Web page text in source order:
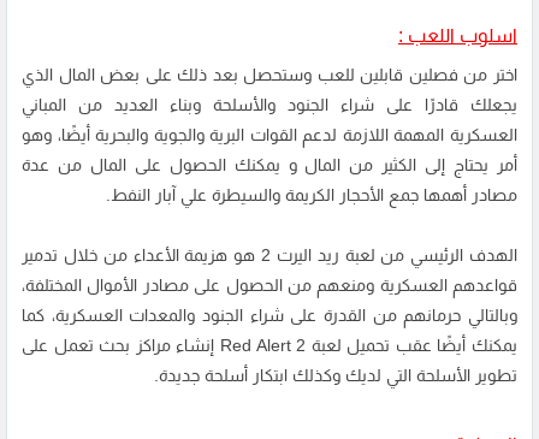
اسلوب اللعب :
اختر من فصلين قابلين للعب وستحصل بعد ذلك على بعض المال الذي
يجعلك قادرًا على شراء الجنود والأسلحة وبناء العديد من المباني
العسكرية المهمة اللازمة لدعم القوات البرية والجوية والبحرية أيضًا، وهو
أمر يحتاج إلى الكثير من المال و يمكنك الحصول على المال من عدة
مصادر أهمها جمع الأحجار الكريمة والسيطرة علي آبار النفط.
الهدف الرئيسي من لعبة ريد اليرت 2 هو هزيمة الأعداء من خلال تدمير
قواعدهم العسكرية ومنعهم من الحصول على مصادر الأموال المختلفة،
وبالتالي حرمانهم من القدرة على شراء الجنود والمعدات العسكرية، كما
يمكنك أيضًا عقب تحميل لعبة Red Alert 2
إنشاء مراكز بحث تعمل على
تطوير الأسلحة التي لديك وكذلك ابتكار أسلحة جديدة.